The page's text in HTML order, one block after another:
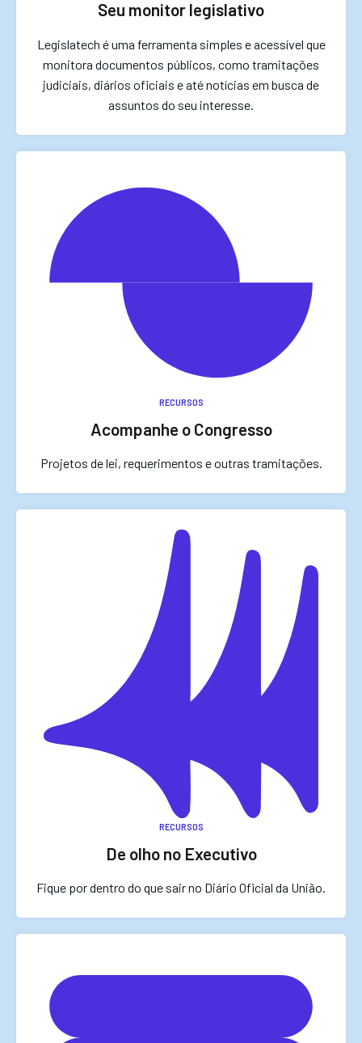
Seu monitor legislativo
Legislatech é uma ferramenta simples e acessível que
monitora documentos públicos, como tramitações
judiciais, diários oficiais e até notícias em busca de
assuntos do seu interesse.
RECURSOS
Acompanhe o Congresso
Projetos de lei, requerimentos e outras tramitações.
RECURSOS
De olho no Executivo
Fique por dentro do que sair no Diário Oficial da União.